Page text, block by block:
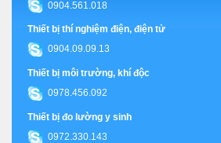
0904.561.018
Thiết bị thí nghiệm điện, điện tử
0904.09.09.13
Thiết bị môi trường, khí độc
0978.456.092
Thiết bị đo lường y sinh
0972.330.143